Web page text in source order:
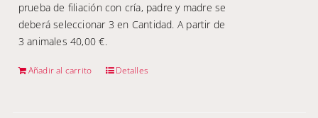
prueba de filiación con cría, padre y madre se
deberá seleccionar 3 en Cantidad. A partir de
3 animales 40,00 €.
Añadir al carrito Detalles